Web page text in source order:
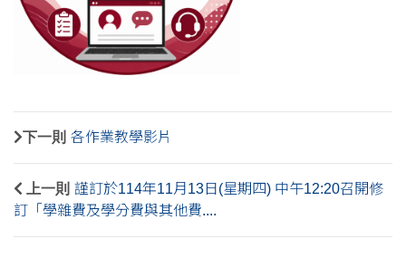
下一則 各作業教學影片
上一則 謹訂於114年11月13日(星期四) 中午12:20召開修
訂「學雜費及學分費與其他費....